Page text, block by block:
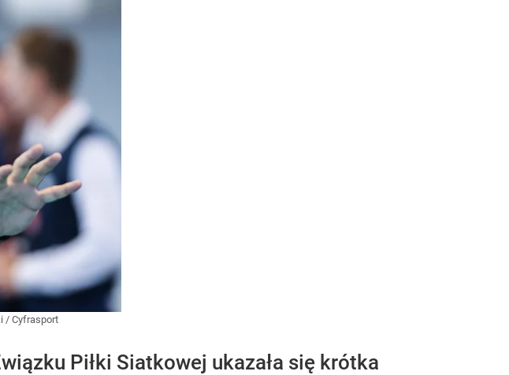
/ Cyfrasport
Piłki Siatkowej ukazała się krótka